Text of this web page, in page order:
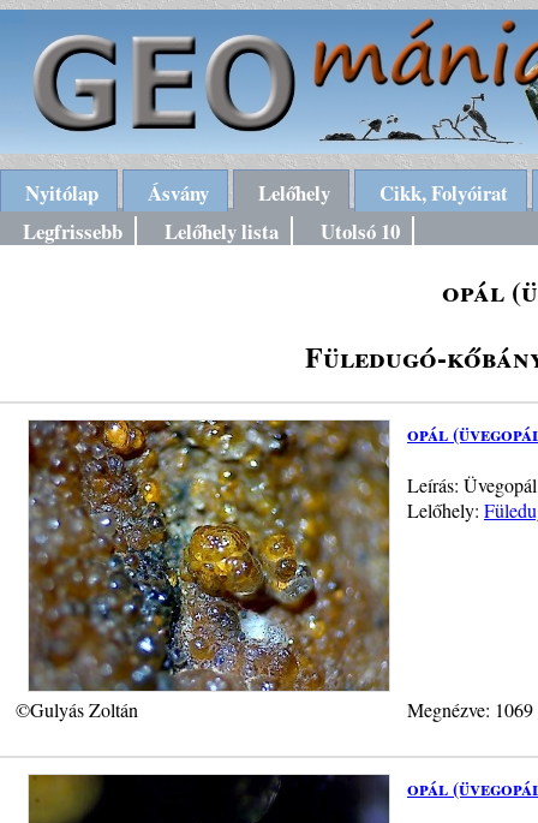
Nyitólap Ásvány Lelőhely
Cikk, Folyóirat
Legfrissebb
Lelőhely lista Utolsó 10
opál
Füledugó-
opál
Leírás:
Lelőhely:
©Gulyás Zoltán Megnézve:
opál